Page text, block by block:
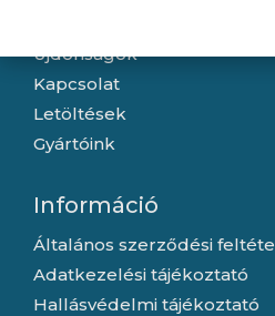
Újdonságok
Kapcsolat
Letöltések
Gyártóink
Információ
Általános szerződési
Adatkezelési tájékoztató
Hallásvédelmi tájékoztató